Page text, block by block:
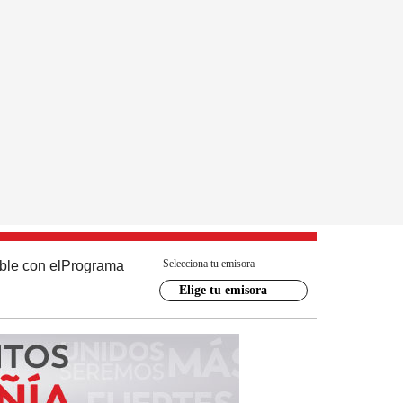
con el Programa Selecciona tu emisora
Elige tu emisora